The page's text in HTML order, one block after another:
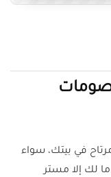
في بيتك، سواء
لك إلا مستر